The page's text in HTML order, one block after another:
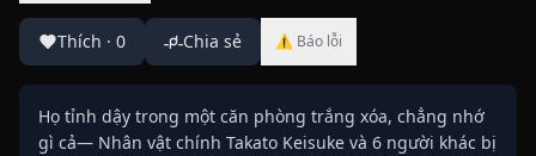
Thích · 0 Chia sẻ ⚠ Báo lỗi
Họ tỉnh dậy trong một căn phòng trắng xóa, chẳng nhớ
gì cả— Nhân vật chính Takato Keisuke và 6 người khác bị